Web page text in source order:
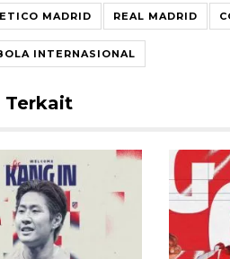
MADRID REAL MADRID
INTERNASIONAL
Terkait